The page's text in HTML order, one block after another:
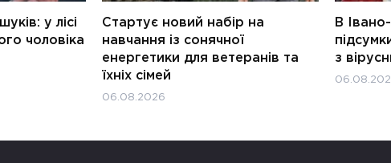
у лісі
чоловіка
Стартує новий набір на
навчання із сонячної
енергетики для ветеранів та
їхніх сімей
06.08.2026
В
з